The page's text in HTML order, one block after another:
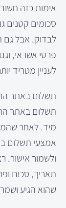
אימות כזה
סכומים קטנים
לבדוק. אבל גם
פרטי אשראי,
לעניין מטריד
תשלום באתר
תשלום באתר
מיד. לאחר
אמצעי תשלום
ולשמור אישור.
תאריך, סכום
שהוא הגיע